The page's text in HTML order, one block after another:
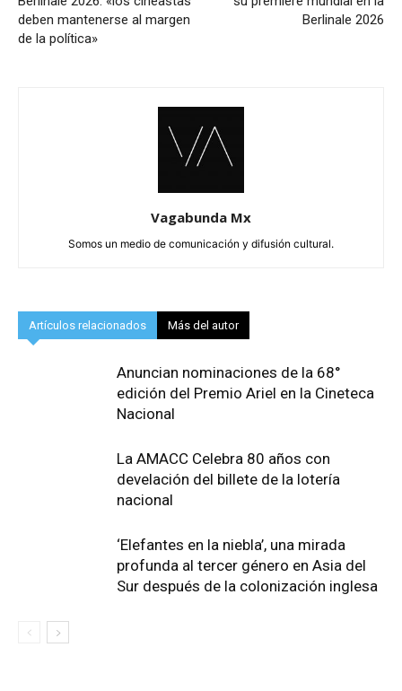
deben mantenerse al margen
de la política»
Berlinale 2026
Vagabunda Mx
Somos un medio de comunicación y difusión cultural.
Artículos relacionados Más del autor
Anuncian nominaciones de la 68°
edición del Premio Ariel en la Cineteca
Nacional
La AMACC Celebra 80 años con
develación del billete de la lotería
nacional
‘Elefantes en la niebla’, una mirada
profunda al tercer género en Asia del
Sur después de la colonización inglesa